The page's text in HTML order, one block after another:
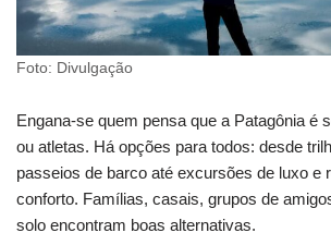
Foto: Divulgação
Engana-se quem pensa que a Patagônia é
ou atletas. Há opções para todos: desde
passeios de barco até excursões de luxo e
conforto. Famílias, casais, grupos de
solo encontram boas alternativas.